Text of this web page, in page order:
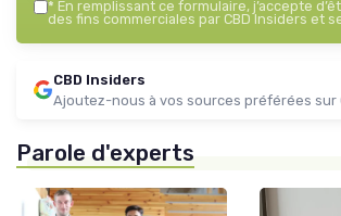
* En remplissant ce formulaire, j’accepte
des fins commerciales par CBD Insiders et
CBD Insiders
Ajoutez-nous à vos sources préférées sur
Parole d'experts